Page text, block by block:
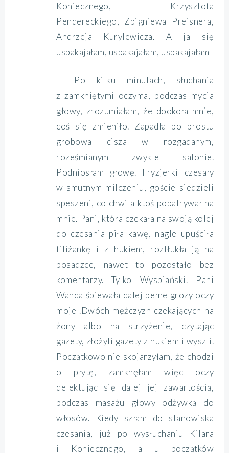
Koniecznego, Krzysztofa
Pendereckiego, Zbigniewa Preisnera,
Andrzeja Kurylewicza. A ja się
uspakajałam, uspakajałam, uspakajałam
Po kilku minutach, słuchania
z zamkniętymi oczyma, podczas mycia
głowy, zrozumiałam, że dookoła mnie,
coś się zmieniło. Zapadła po prostu
grobowa cisza w rozgadanym,
roześmianym zwykle salonie.
Podniosłam głowę. Fryzjerki czesały
w smutnym milczeniu, goście siedzieli
speszeni, co chwila ktoś popatrywał na
mnie. Pani, która czekała na swoją kolej
do czesania piła kawę, nagle upuściła
filiżankę i z hukiem, roztłukła ją na
posadzce, nawet to pozostało bez
komentarzy. Tylko Wyspiański. Pani
Wanda śpiewała dalej pełne grozy oczy
moje .Dwóch mężczyzn czekających na
żony albo na strzyżenie, czytając
gazety, złożyli gazety z hukiem i wyszli.
Początkowo nie skojarzyłam, że chodzi
o płytę, zamknęłam więc oczy
delektując się dalej jej zawartością,
podczas masażu głowy odżywką do
włosów. Kiedy szłam do stanowiska
czesania, już po wysłuchaniu Kilara
i Koniecznego, a u początków